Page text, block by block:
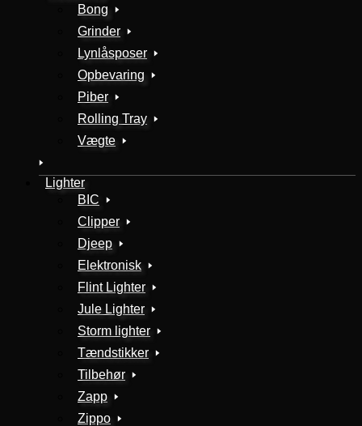
Bong
Grinder
Lynlåsposer
Opbevaring
Piber
Rolling Tray
Vægte
Lighter
BIC
Clipper
Djeep
Elektronisk
Flint Lighter
Jule Lighter
Storm lighter
Tændstikker
Tilbehør
Zapp
Zippo